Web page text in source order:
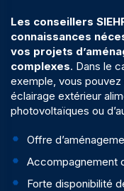
Les conseillers
connaissances
vos projets
complexes. Dans le
exemple, vous pouvez
éclairage extérieur
photovoltaïques ou
Offre
Accompagnement
Forte disponibilité